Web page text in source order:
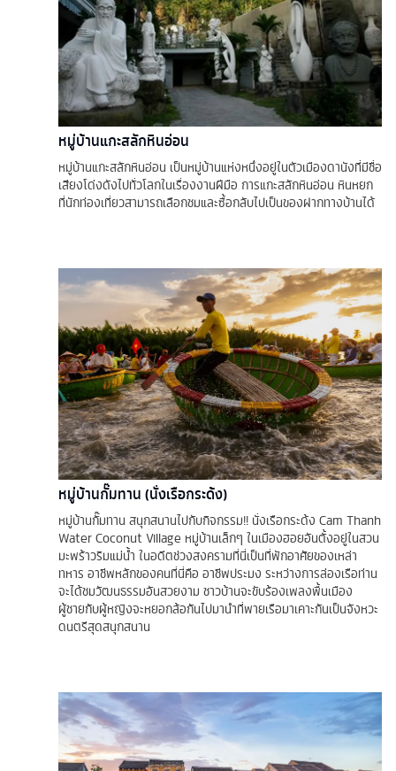
หมู่บ้านแกะสลักหินอ่อน
หมู่บ้านแกะสลักหินอ่อน เป็นหมู่บ้านแห่งหนึ่งอยู่ในตัวเมืองดานังที่มีชื่อ
เสียงโด่งดังไปทั่วโลกในเรื่องงานฝีมือ การแกะสลักหินอ่อน หินหยก
ที่นักท่องเที่ยวสามารถเลือกชมและซื้อกลับไปเป็นของฝากทางบ้านได้
หมู่บ้านกั๊มทาน (นั่งเรือกระด้ง)
หมู่บ้านกั๊มทาน สนุกสนานไปกับกิจกรรม!! นั่งเรือกระด้ง Cam Thanh
Water Coconut Village หมู่บ้านเล็กๆ ในเมืองฮอยอันตั้งอยู่ในสวน
มะพร้าวริมแม่น้ำ ในอดีตช่วงสงครามที่นี่เป็นที่พักอาศัยของเหล่า
ทหาร อาชีพหลักของคนที่นี่คือ อาชีพประมง ระหว่างการล่องเรือท่าน
จะได้ชมวัฒนธรรมอันสวยงาม ชาวบ้านจะขับร้องเพลงพื้นเมือง
ผู้ชายกับผู้หญิงจะหยอกล้อกันไปมานำที่พายเรือมาเคาะกันเป็นจังหวะ
ดนตรีสุดสนุกสนาน